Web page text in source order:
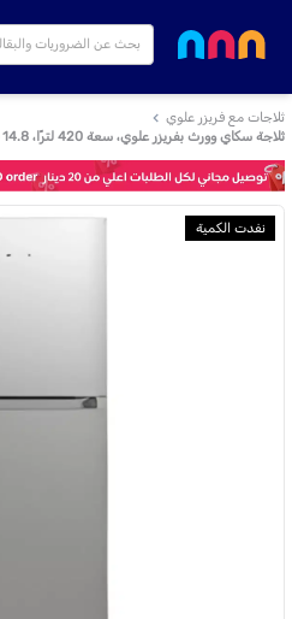
ثلاجات مع فريزر علوي
ثلاجة سكاي وورث بفريزر علوي، سعة 420 لترًا، 14.8 قدم مكعب، لون فضي - SRD-420WTAPA
نفدت الكمية